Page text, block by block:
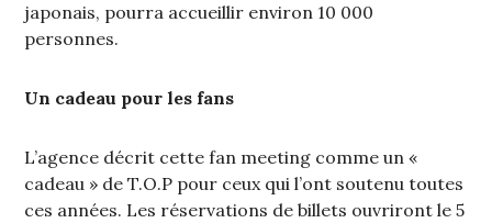
japonais, pourra accueillir environ 10 000
personnes.
Un cadeau pour les fans
L’agence décrit cette fan meeting comme un «
cadeau » de T.O.P pour ceux qui l’ont soutenu toutes
ces années. Les réservations de billets ouvriront le 5